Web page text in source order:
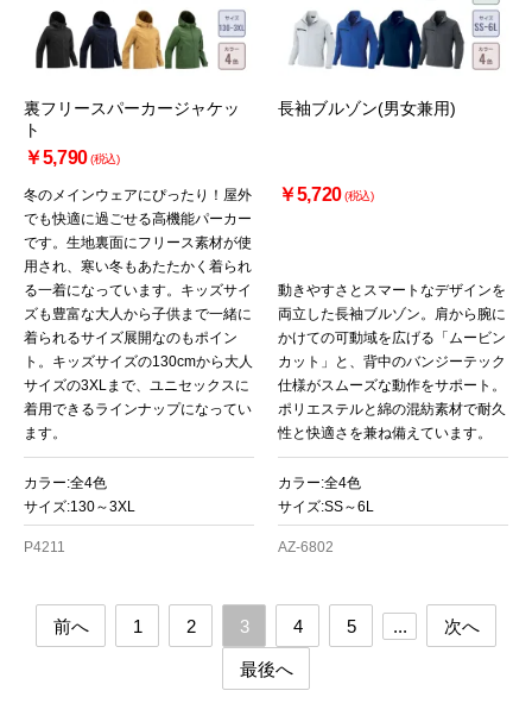
裏フリースパーカージャケッ
ト
￥5,790(税込)
冬のメインウェアにぴったり！屋外
でも快適に過ごせる高機能パーカー
です。生地裏面にフリース素材が使
用され、寒い冬もあたたかく着られ
る一着になっています。キッズサイ
ズも豊富な大人から子供まで一緒に
着られるサイズ展開なのもポイン
ト。キッズサイズの130cmから大人
サイズの3XLまで、ユニセックスに
着用できるラインナップになってい
ます。
カラー:全4色
サイズ:130～3XL
P4211
長袖ブルゾン(男女兼用)
￥5,720(税込)
動きやすさとスマートなデザインを
両立した長袖ブルゾン。肩から腕に
かけての可動域を広げる「ムービン
カット」と、背中のバンジーテック
仕様がスムーズな動作をサポート。
ポリエステルと綿の混紡素材で耐久
性と快適さを兼ね備えています。
カラー:全4色
サイズ:SS～6L
AZ-6802
前へ 1 2 3 4 5 ... 次へ
最後へ